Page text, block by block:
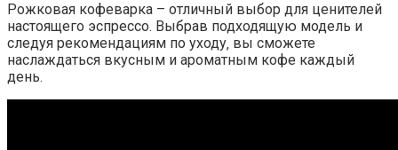
Рожковая кофеварка – отличный выбор для ценителей
настоящего эспрессо. Выбрав подходящую модель и
следуя рекомендациям по уходу‚ вы сможете
наслаждаться вкусным и ароматным кофе каждый
день.